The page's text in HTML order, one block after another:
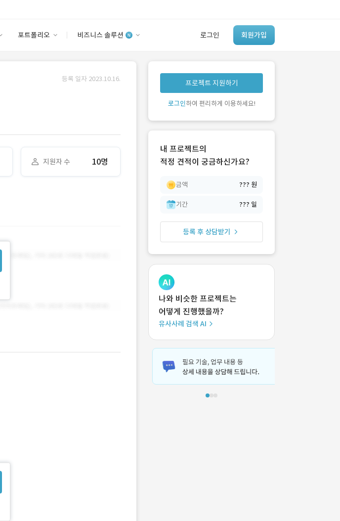
포트폴리오 비즈니스 솔루션 로그인 회원가입
안심 코드 케어
유사사례 검색 AI
‘이런 거’ 만들어본
개발 회사 있어?
등록 일자 2023.10.16.
지원자 수 10명
프로젝트 지원하기
로그인하여 편리하게 이용하세요!
내 프로젝트의
적정 견적이 궁금하신가요?
금액 ??? 원
기간 ??? 일
등록 후 상담받기
나와 비슷한 프로젝트는
어떻게 진행했을까?
유사사례 검색 AI